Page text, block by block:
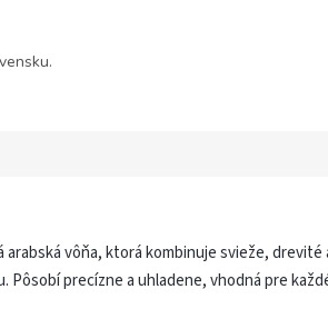
vôňa, ktorá kombinuje svieže,
precízne a uhladene, vhodná pre